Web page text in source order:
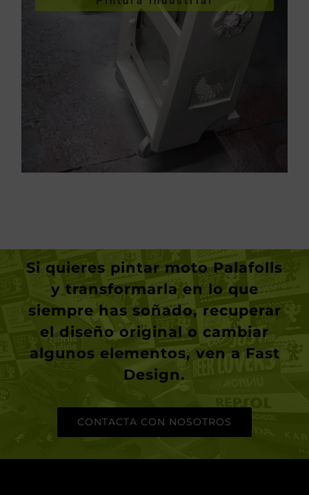
Pintura de piezas
industriales
Si quieres pintar moto Palafolls
y transformarla en lo que
siempre has soñado, recuperar
el diseño original o cambiar
algunos elementos, ven a Fast
Design.
CONTACTA CON NOSOTROS